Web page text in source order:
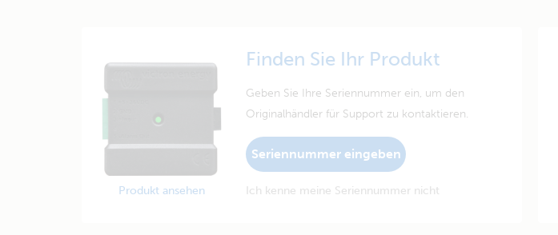
Produkt ansehen
Finden Sie Ihr Produkt
Geben Sie Ihre Seriennummer ein, um den
Originalhändler für Support zu kontaktieren.
Seriennummer eingeben
Ich kenne meine Seriennummer nicht